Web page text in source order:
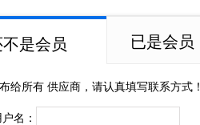
是会员 已是会员
给所有 供应商，请认真填写联系方式！
名：